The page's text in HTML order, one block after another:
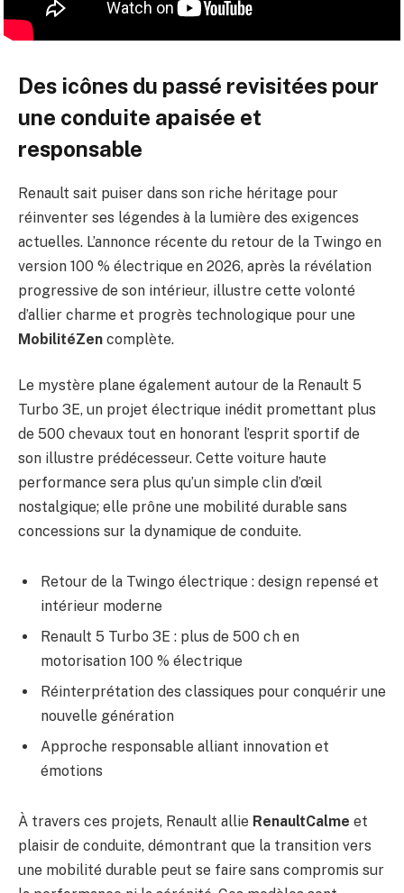
Des icônes du passé revisitées pour
une conduite apaisée et
responsable
Renault sait puiser dans son riche héritage pour
réinventer ses légendes à la lumière des exigences
actuelles. L’annonce récente du retour de la Twingo en
version 100 % électrique en 2026, après la révélation
progressive de son intérieur, illustre cette volonté
d’allier charme et progrès technologique pour une
MobilitéZen complète.
Le mystère plane également autour de la Renault 5
Turbo 3E, un projet électrique inédit promettant plus
de 500 chevaux tout en honorant l’esprit sportif de
son illustre prédécesseur. Cette voiture haute
performance sera plus qu’un simple clin d’œil
nostalgique; elle prône une mobilité durable sans
concessions sur la dynamique de conduite.
Retour de la Twingo électrique : design repensé et
intérieur moderne
Renault 5 Turbo 3E : plus de 500 ch en
motorisation 100 % électrique
Réinterprétation des classiques pour conquérir une
nouvelle génération
Approche responsable alliant innovation et
émotions
À travers ces projets, Renault allie RenaultCalme et
plaisir de conduite, démontrant que la transition vers
une mobilité durable peut se faire sans compromis sur